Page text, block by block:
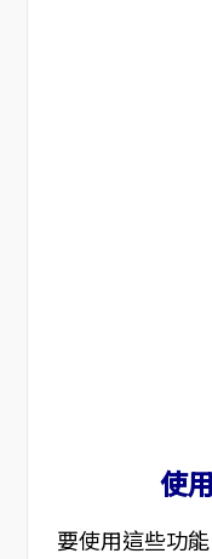
使
要使用這些功